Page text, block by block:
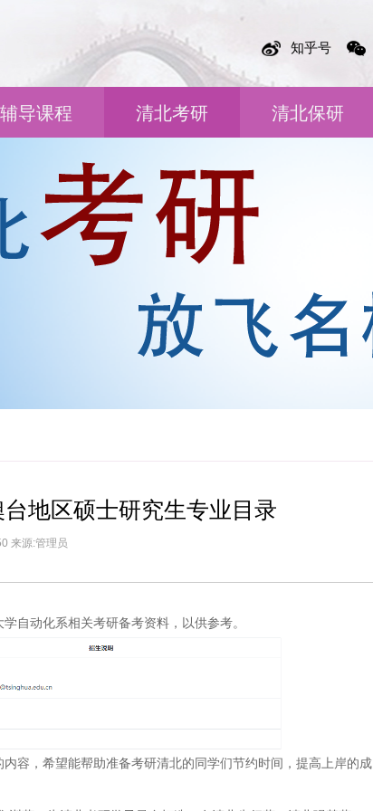
知乎号
辅导课程 清北考研 清北保研
地区硕士研究生专业目录
来源:管理员
自动化系相关考研备考资料，以供参考。
容，希望能帮助准备考研清北的同学们节约时间，提高上岸的成